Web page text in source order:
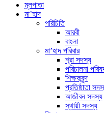
মূলপাতা
মা’হাদ
পরিচিতি
আরবী
বাংলা
মা’হাদ পরিবার
শূরা সদস্য
পরিচালনা
শিক্ষকবৃন্দ
প্রতিষ্ঠাতা
আজীবন সদস্য
স্থায়ী সদস্য